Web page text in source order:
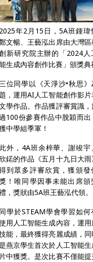
2025年2月15日，5A班鍾瑋
文暢、王藝泓出席由大灣
新研究院主辦的「2024人
生成內容創作比賽」頒獎典
位同學以《天淨沙•秋思》
題，運用AI人工智能創作影片
學作品。作品獲評審賞識，
100份參賽作品中脫穎而出
中學組季軍！
此外，4A班余梓華、謝竣宇
欣鍩的作品《五月十九日大
到眾多評審欣賞，獲頒發
！唯同學因事未能出席頒
，獎狀由5A班王藝泓代領。
同學於STEAM學會學習如何
用人工智能生成內容，運
能，最終獲得亮麗成績，
燕京學生首次於人工智能
片中獲獎。是次比賽不僅能提